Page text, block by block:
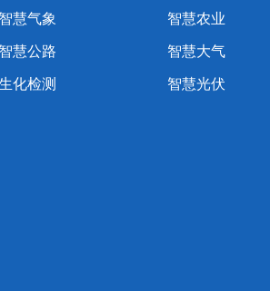
智慧气象
智慧农业
智慧公路
智慧大气
化检测
智慧光伏